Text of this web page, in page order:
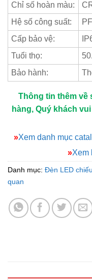
Chỉ số hoàn màu:
Hệ số công suất:
Cấp bảo vệ:
Tuổi thọ:
Bảo hành:
Thông tin thêm về
hàng, Quý khách
»Xem danh mục
»Xem
Danh mục: Đèn LED
quan